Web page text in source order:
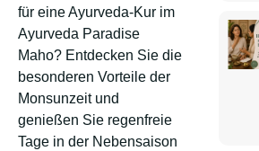
für eine Ayurveda-Kur im
Ayurveda Paradise
Maho? Entdecken Sie die
besonderen Vorteile der
Monsunzeit und
genießen Sie regenfreie
Tage in der Nebensaison